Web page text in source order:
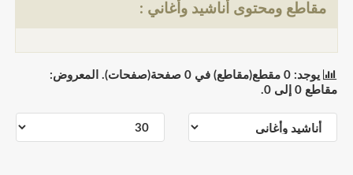
مقاطع ومحتوى أناشيد وأغاني :
يوجد: 0 مقطع(مقاطع) في 0 صفحة(صفحات). المعروض:
مقاطع 0 إلى 0.